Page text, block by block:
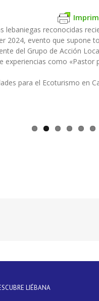
reconocidas
2024, evento que supone
del Grupo de Acción
como
para el Ecoturismo en
LIÉBANA